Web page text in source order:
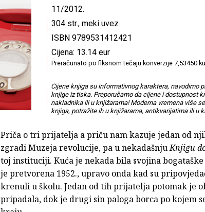
11/2012.
304 str., meki uvez
ISBN 9789531412421
Cijena: 13.14 eur
Preračunato po fiksnom tečaju konverzije 7,53450
Cijene knjiga su informativnog karaktera, navodimo
knjige iz tiska. Preporučamo da cijene i dostupnost
nakladnika ili u knjižarama! Moderna vremena više
knjiga, potražite ih u knjižarama, antikvarijatima ili u
Priča o tri prijatelja a priču nam kazuje jedan od
zgradi Muzeja revolucije, pa u nekadašnjuKnjigu
toj instituciji. Kuća je nekada bila svojina
je pretvorena 1952., upravo onda kad su
krenuli u školu. Jedan od tih prijatelja potomak je
pripadala, dok je drugi sin paloga borca po kojem